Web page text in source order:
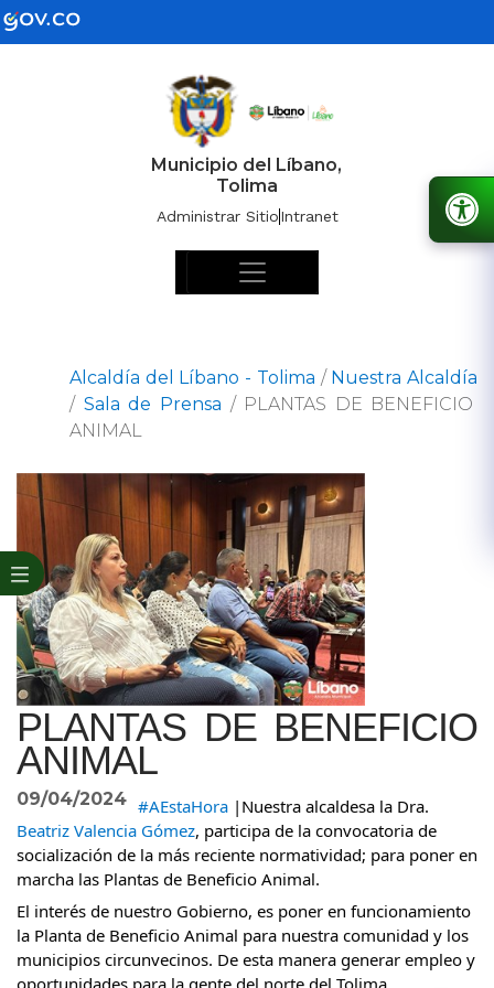
Municipio del Líbano,
Tolima
Administrar SitioIntranet
Alcaldía del Líbano - Tolima / Nuestra Alcaldía
/ Sala de Prensa / PLANTAS DE BENEFICIO
ANIMAL
PLANTAS DE BENEFICIO
ANIMAL
09/04/2024 #AEstaHora |Nuestra alcaldesa la Dra.
Beatriz Valencia Gómez, participa de la convocatoria de
socialización de la más reciente normatividad; para poner en
marcha las Plantas de Beneficio Animal.
El interés de nuestro Gobierno, es poner en funcionamiento
la Planta de Beneficio Animal para nuestra comunidad y los
municipios circunvecinos. De esta manera generar empleo y